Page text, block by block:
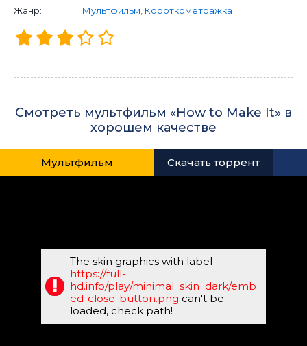
Жанр:
Мультфильм Короткометражка
Смотреть мультфильм «How to Make It» в
хорошем качестве
Мультфильм Скачать торрент
The skin graphics with label
https://full-
hd.info/play/minimal_skin_dark/emb
ed-close-button.png can't be
loaded, check path!